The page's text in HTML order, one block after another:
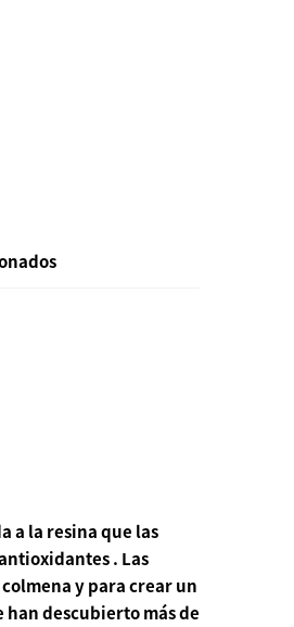
a la resina que las
. Las
y para crear un
han descubierto más de